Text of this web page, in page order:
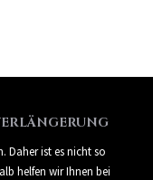
Daher ist es nicht so
helfen wir Ihnen bei